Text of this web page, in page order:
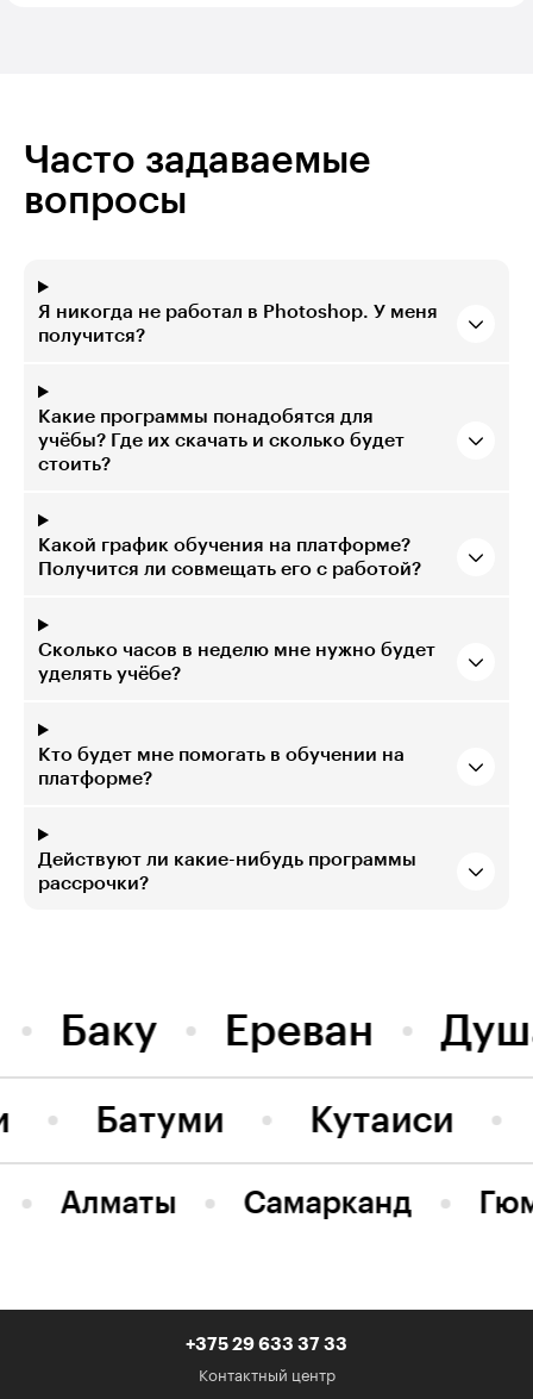
Часто задаваемые
вопросы
Я никогда не работал в Photoshop. У меня
получится?
Какие программы понадобятся для
учёбы? Где их скачать и сколько будет
стоить?
Какой график обучения на платформе?
Получится ли совмещать его с работой?
Сколько часов в неделю мне нужно будет
уделять учёбе?
Кто будет мне помогать в обучении на
платформе?
Действуют ли какие-нибудь программы
рассрочки?
Баку Ереван
Кутаиси
Батуми
Алматы Самарканд
+375 29 633 37 33
Контактный центр